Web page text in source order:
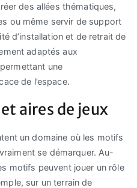
des allées thématiques,
ou même servir de support
d’installation et de retrait de
adaptés aux
une
de l’espace.
aires de jeux
un domaine où les motifs
se démarquer. Au-
motifs peuvent jouer un rôle
sur un terrain de